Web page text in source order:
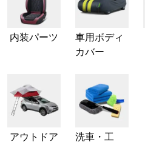
内装パーツ
車用ボディ
カバー
アウトドア
洗車・工